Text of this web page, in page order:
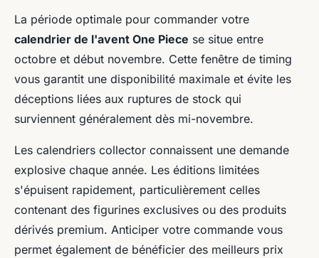
La période optimale pour commander votre
calendrier de l'avent One Piece se situe entre
octobre et début novembre. Cette fenêtre de timing
vous garantit une disponibilité maximale et évite les
déceptions liées aux ruptures de stock qui
surviennent généralement dès mi-novembre.
Les calendriers collector connaissent une demande
explosive chaque année. Les éditions limitées
s'épuisent rapidement, particulièrement celles
contenant des figurines exclusives ou des produits
dérivés premium. Anticiper votre commande vous
permet également de bénéficier des meilleurs prix